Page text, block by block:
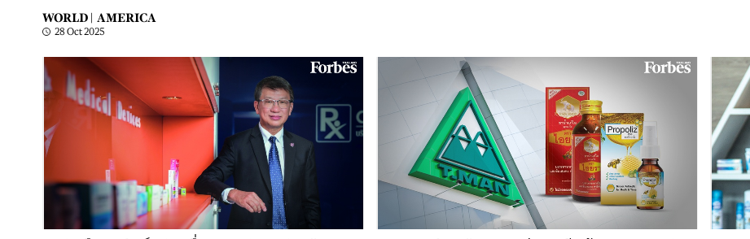
WORLD | AMERICA
28 Oct 2025